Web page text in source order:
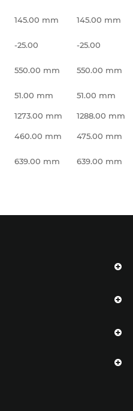
145.00 mm 145.00 mm
-25.00 -25.00
550.00 mm 550.00 mm
51.00 mm 51.00 mm
1273.00 mm 1288.00 mm
460.00 mm 475.00 mm
639.00 mm 639.00 mm